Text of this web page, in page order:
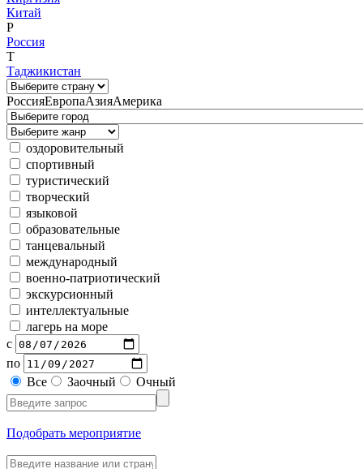
Китай
Р
Россия
Т
Таджикистан
РоссияЕвропаАзияАмерика
оздоровительный
спортивный
туристический
творческий
языковой
образовательные
танцевальный
международный
военно-патриотический
экскурсионный
интеллектуальные
лагерь на море
с
по
Все
Заочный Очный
Подобрать мероприятие